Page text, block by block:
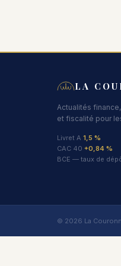
LA
Actualités
et fiscalité pour
Livret A 1,5 %
CAC 40 +0,84 %
BCE — taux de
© 2026 La